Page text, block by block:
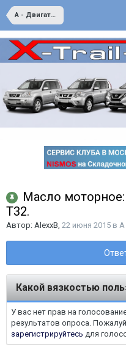
A - Двигатель
Масло моторное:
Т32.
Автор: AlexxB 22 июня 2015 в
Какой вязкостью
У вас нет прав на
результатов опроса.
зарегистрируйтесь для